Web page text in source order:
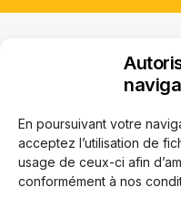
En poursuivant votre
acceptez l’utilisation de
usage de ceux-ci afin
conformément à nos